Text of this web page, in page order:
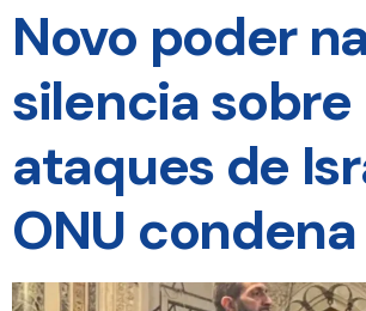
Novo poder
silencia sobre
ataques de
ONU condena